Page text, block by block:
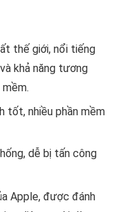
thế giới, nổi tiếng
khả năng tương
tốt, nhiều phần mềm
dễ bị tấn công
Apple, được đánh